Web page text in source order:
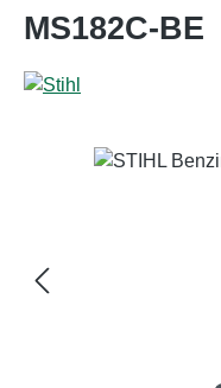
MS182C-BE
Bildergalerie